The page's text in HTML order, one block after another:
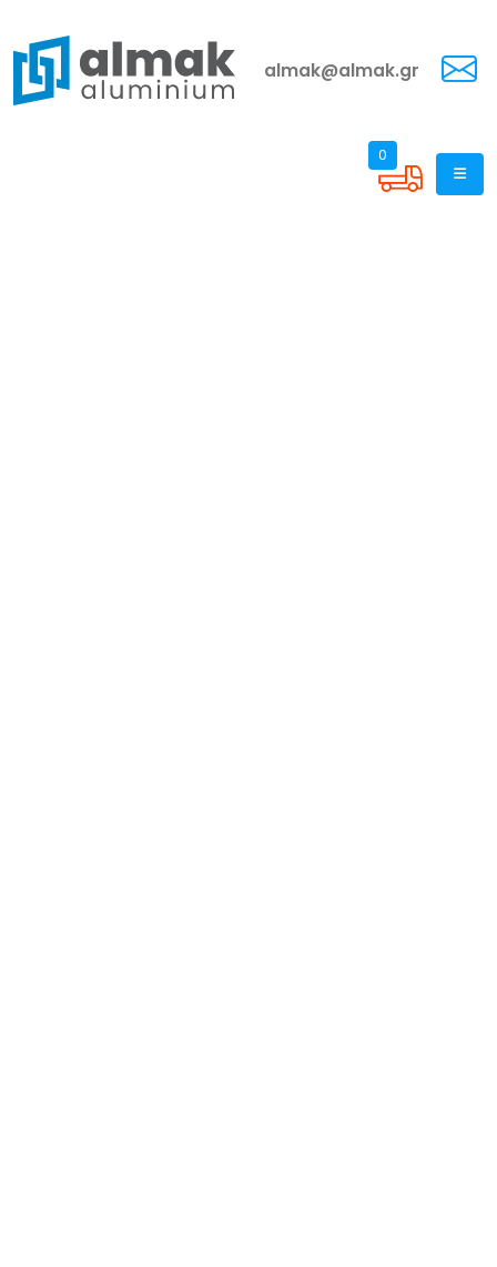
almak@almak.gr
0